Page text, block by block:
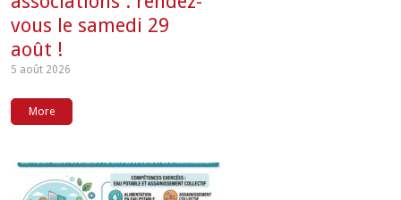
vous le samedi 29
août !
5 août 2026
More